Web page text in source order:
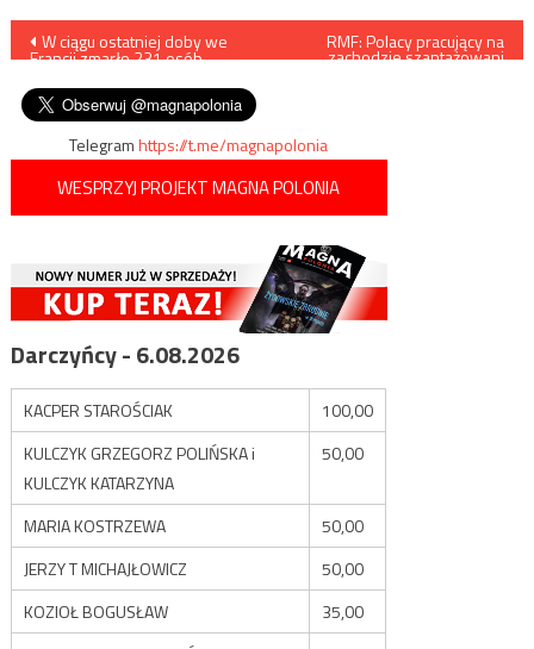
Nawigacja
wpisu
W ciągu ostatniej doby we
Francji zmarło 231 osób
RMF: Polacy pracujący na
zachodzie szantażowani
Telegramhttps://t.me/magnapolonia
WESPRZYJ PROJEKT MAGNA POLONIA
Darczyńcy - 6.08.2026
KACPER STAROŚCIAK
100,00
KULCZYK GRZEGORZ POLIŃSKA i
KULCZYK KATARZYNA
50,00
MARIA KOSTRZEWA
50,00
JERZY T MICHAJŁOWICZ
50,00
KOZIOŁ BOGUSŁAW
35,00